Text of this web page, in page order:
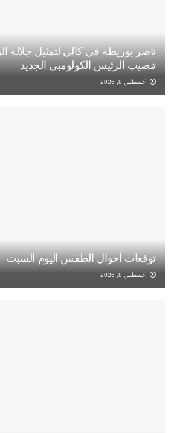
ناصر بوريطة في كالي لتمثيل جلالة
تنصيب الرئيس الكولومبي الجديد
أغسطس 8, 2026
توقعات أحوال الطقس اليوم السبت
أغسطس 8, 2026